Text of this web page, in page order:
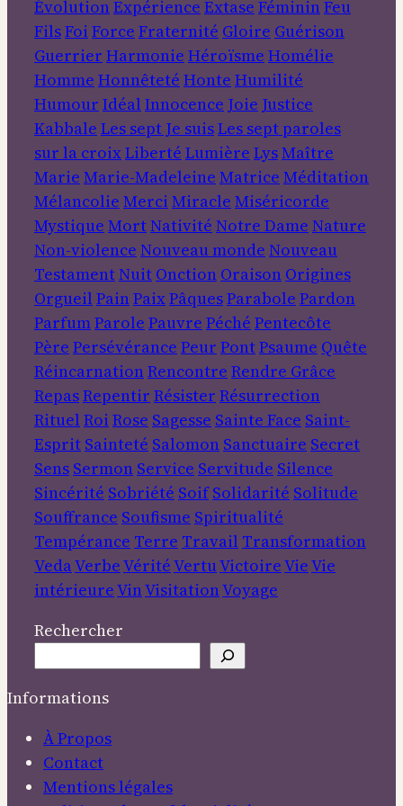
ÉvolutionExpérience Extase FémininFeu
FilsFoi Force Fraternité Gloire Guérison
Guerrier Harmonie Héroïsme Homélie
Homme Honnêteté Honte Humilité
Humour Idéal Innocence Joie Justice
Kabbale Les sept Je suisLes sept paroles
sur la croixLiberté Lumière LysMaître
Marie Marie-Madeleine Matrice Méditation
Mélancolie Merci Miracle Miséricorde
Mystique MortNativité Notre Dame Nature
Non-violence Nouveau monde Nouveau
TestamentNuit Onction Oraison Origines
Orgueil PainPaixPâquesParabole Pardon
ParfumParole Pauvre Péché Pentecôte
Père Persévérance Peur PontPsaume Quête
RéincarnationRencontre Rendre Grâce
RepasRepentir Résister Résurrection
Rituel Roi Rose Sagesse Sainte Face Saint-
Esprit Sainteté Salomon Sanctuaire Secret
Sens Sermon Service Servitude Silence
Sincérité Sobriété Soif Solidarité Solitude
Souffrance Soufisme Spiritualité
Tempérance Terre Travail Transformation
VedaVerbeVéritéVertuVictoireVieVie
intérieureVinVisitationVoyage
Rechercher
Informations
À Propos
Contact
Mentions légales